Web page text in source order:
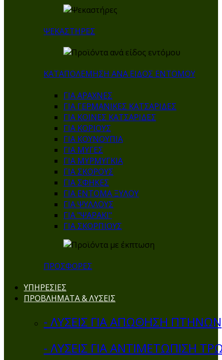
ΨΕΚΑΣΤΗΡΕΣ
ΚΑΤΑΠΟΛΕΜΗΣΗ ΑΝΑ ΕΙΔΟΣ ΕΝΤΟΜΟΥ
ΓΙΑ ΑΡΑΧΝΕΣ
ΓΙΑ ΓΕΡΜΑΝΙΚΕΣ ΚΑΤΣΑΡΙΔΕΣ
ΓΙΑ ΚΟΙΝΕΣ ΚΑΤΣΑΡΙΔΕΣ
ΓΙΑ ΚΟΡΙΟΥΣ
ΓΙΑ ΚΟΥΝΟΥΠΙΑ
ΓΙΑ ΜΥΓΕΣ
ΓΙΑ ΜΥΡΜΥΓΚΙΑ
ΓΙΑ ΣΚΟΡΟΥΣ
ΓΙΑ ΣΦΗΚΕΣ
ΓΙΑ ΕΝΤΟΜΑ ΞΥΛΟΥ
ΓΙΑ ΨΥΛΛΟΥΣ
ΓΙΑ "ΨΑΡΑΚΙ"
ΓΙΑ ΣΚΟΡΠΙΟΥΣ
ΠΡΟΣΦΟΡΕΣ
ΥΠΗΡΕΣΙΕΣ
ΠΡΟΒΛΗΜΑΤΑ & ΛΥΣΕΙΣ
- ΛΥΣΕΙΣ ΓΙΑ ΑΠΩΘΗΣΗ ΠΤΗΝΩΝ
- ΛΥΣΕΙΣ ΓΙΑ ΑΝΤΙΜΕΤΩΠΙΣΗ